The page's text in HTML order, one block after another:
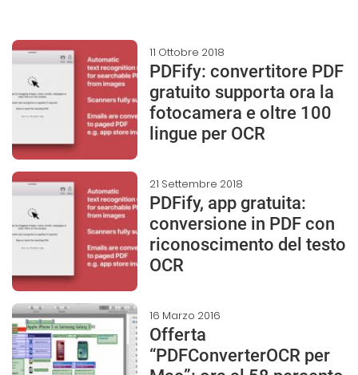
11 Ottobre 2018
PDFify: convertitore PDF
gratuito supporta ora la
fotocamera e oltre 100
lingue per OCR
21 Settembre 2018
PDFify, app gratuita:
conversione in PDF con
riconoscimento del testo
OCR
16 Marzo 2016
Offerta
“PDFConverterOCR per